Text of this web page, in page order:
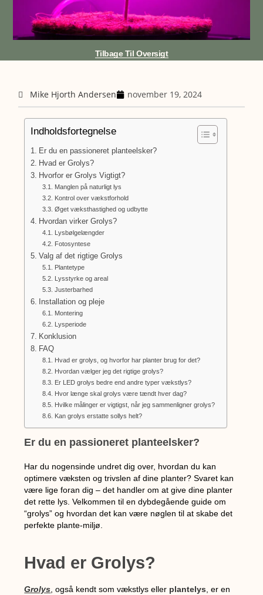
Tilbage Til Oversigt
Mike Hjorth Andersen november 19, 2024
Indholdsfortegnelse
Er du en passioneret planteelsker?
Hvad er Grolys?
Hvorfor er Grolys Vigtigt?
Manglen på naturligt lys
Kontrol over vækstforhold
Øget væksthastighed og udbytte
Hvordan virker Grolys?
Lysbølgelængder
Fotosyntese
Valg af det rigtige Grolys
Plantetype
Lysstyrke og areal
Justerbarhed
Installation og pleje
Montering
Lysperiode
Konklusion
FAQ
Hvad er grolys, og hvorfor har planter brug for det?
Hvordan vælger jeg det rigtige grolys?
Er LED grolys bedre end andre typer vækstlys?
Hvor længe skal grolys være tændt hver dag?
Hvilke målinger er vigtigst, når jeg sammenligner grolys?
Kan grolys erstatte sollys helt?
Er du en passioneret planteelsker?
Har du nogensinde undret dig over, hvordan du kan
optimere væksten og trivslen af dine planter? Svaret kan
være lige foran dig – det handler om at give dine planter
det rette lys. Velkommen til en dybdegående guide om
“grolys” og hvordan det kan være nøglen til at skabe det
perfekte plante-miljø.
Hvad er Grolys?
Grolys , også kendt som vækstlys eller plantelys , er en